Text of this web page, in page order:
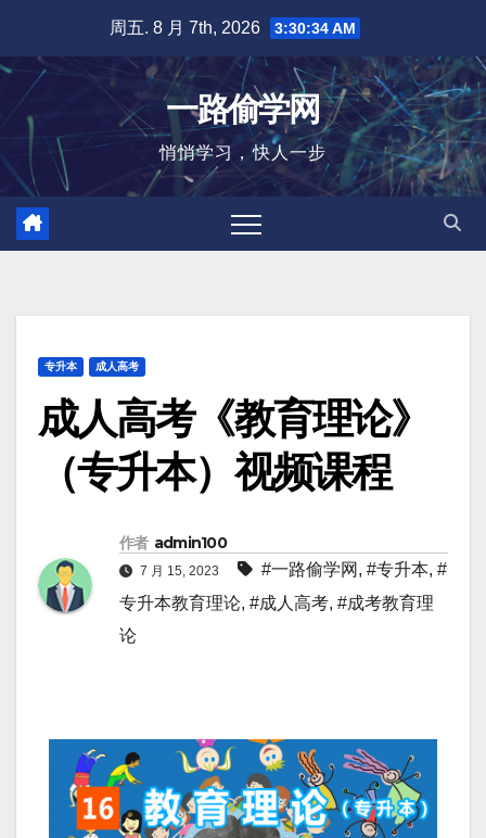
内
容
周五. 8 月 7th, 2026 3:30:34 AM
一路偷学网
悄悄学习，快人一步
专升本 成人高考
成人高考《教育理论》
（专升本）视频课程
作者 admin100
7 月 15, 2023 #一路偷学网 , #专升本, #
专升本教育理论, #成人高考, #成考教育理
论